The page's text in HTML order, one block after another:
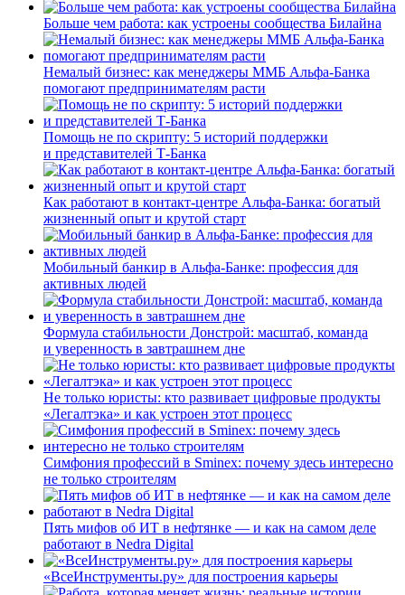
Больше чем работа: как устроены сообщества Билайна
Немалый бизнес: как менеджеры ММБ Альфа-Банка
помогают предпринимателям расти
Помощь не по скрипту: 5 историй поддержки
и представителей Т-Банка
Как работают в контакт-центре Альфа-Банка: богатый
жизненный опыт и крутой старт
Мобильный банкир в Альфа-Банке: профессия для
активных людей
Формула стабильности Донстрой: масштаб, команда
и уверенность в завтрашнем дне
Не только юристы: кто развивает цифровые продукты
«Легалтэка» и как устроен этот процесс
Симфония профессий в Sminex: почему здесь интересно
не только строителям
Пять мифов об ИТ в нефтянке — и как на самом деле
работают в Nedra Digital
«ВсеИнструменты.ру» для построения карьеры